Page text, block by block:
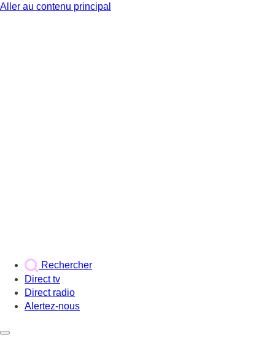
Aller au contenu principal
Rechercher
Direct tv
Direct radio
Alertez-nous